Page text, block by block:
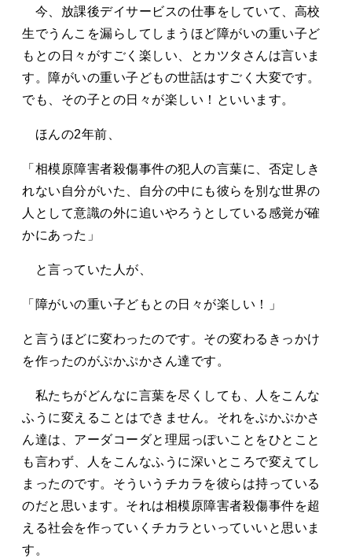
今、放課後デイサービスの仕事をしていて、高校
生でうんこを漏らしてしまうほど障がいの重い子ど
もとの日々がすごく楽しい、とカツタさんは言いま
す。障がいの重い子どもの世話はすごく大変です。
でも、その子との日々が楽しい！といいます。
ほんの2年前、
「相模原障害者殺傷事件の犯人の言葉に、否定しき
れない自分がいた、自分の中にも彼らを別な世界の
人として意識の外に追いやろうとしている感覚が確
かにあった」
と言っていた人が、
「障がいの重い子どもとの日々が楽しい！」
と言うほどに変わったのです。その変わるきっかけ
を作ったのがぷかぷかさん達です。
私たちがどんなに言葉を尽くしても、人をこんな
ふうに変えることはできません。それをぷかぷかさ
ん達は、アーダコーダと理屈っぽいことをひとこと
も言わず、人をこんなふうに深いところで変えてし
まったのです。そういうチカラを彼らは持っている
のだと思います。それは相模原障害者殺傷事件を超
える社会を作っていくチカラといっていいと思いま
す。